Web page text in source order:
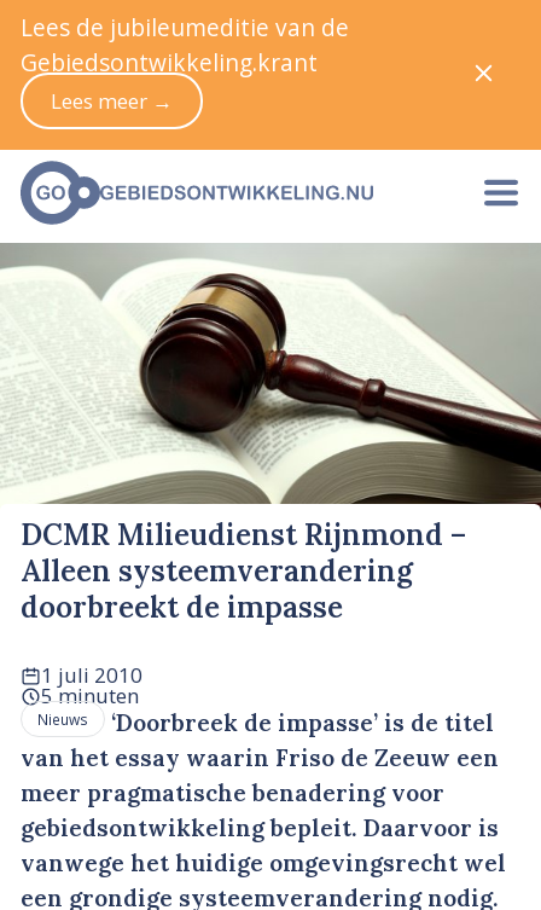
DCMR Milieudienst Rijnmond –
Alleen systeemverandering
doorbreekt de impasse
1 juli 2010
5 minuten
Nieuws
‘Doorbreek de impasse’ is de titel
van het essay waarin Friso de Zeeuw een
meer pragmatische benadering voor
gebiedsontwikkeling bepleit. Daarvoor is
vanwege het huidige omgevingsrecht wel
een grondige systeemverandering nodig.
Lees de jubileumeditie van de
Gebiedsontwikkeling.krant
Lees meer →